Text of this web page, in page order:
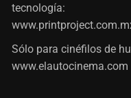
tecnología:
Sólo para cinéfilos de
www.elautocinema.com